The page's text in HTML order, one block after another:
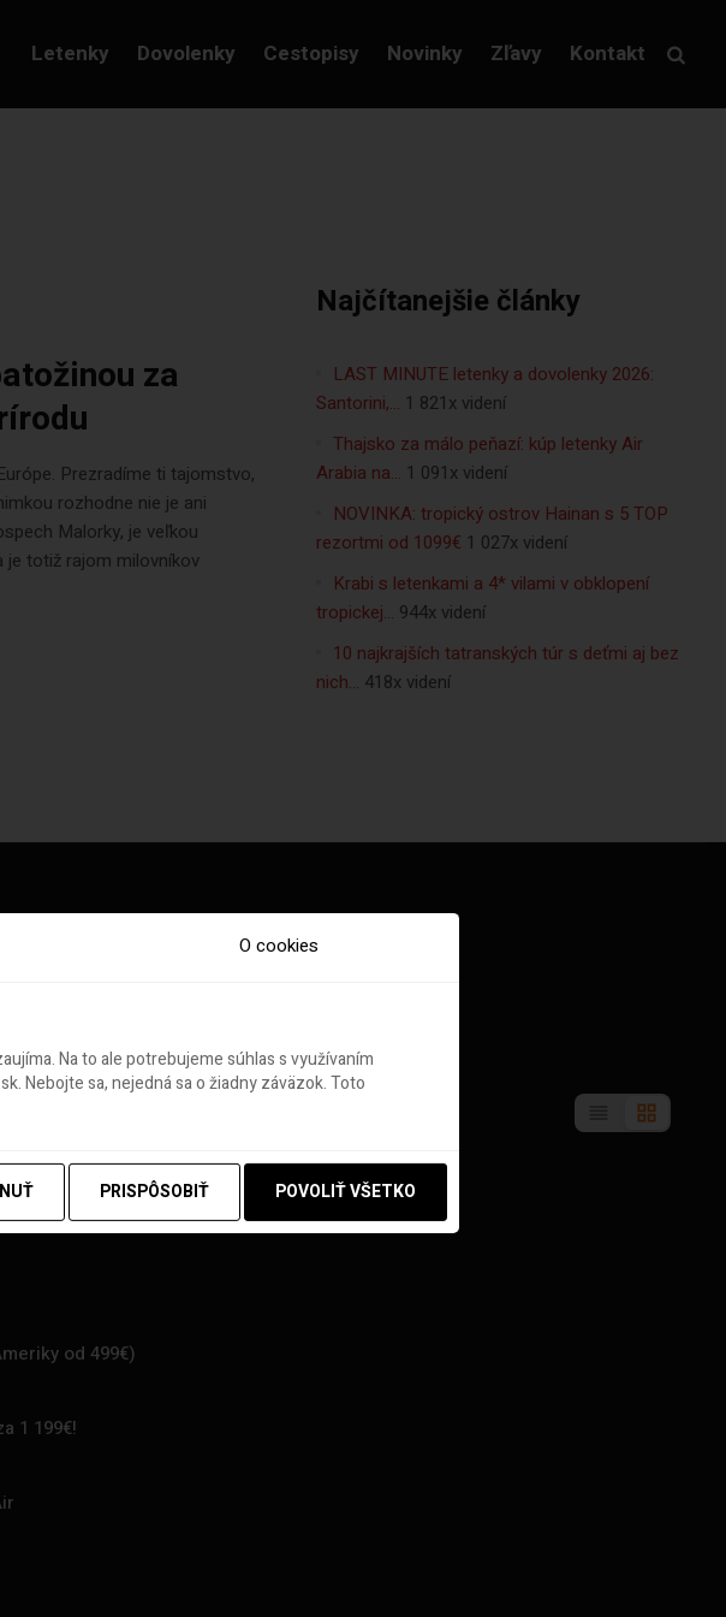
Letenky Dovolenky Cestopisy Novinky Zľavy Kontakt
za
Prezradíme ti tajomstvo,
rozhodne nie je ani
Malorky, je veľkou
je totiž rajom milovníkov
Najčítanejšie články
LAST MINUTE letenky a dovolenky 2026:
Santorini,… 1 821x videní
Thajsko za málo peňazí: kúp letenky Air
Arabia na… 1 091x videní
NOVINKA: tropický ostrov Hainan s 5 TOP
rezortmi od 1099€ 1 027x videní
Krabi s letenkami a 4* vilami v obklopení
tropickej… 944x videní
10 najkrajších tatranských túr s deťmi aj bez
nich… 418x videní
od 499€)
1 199€!
O cookies
Na to ale potrebujeme súhlas s využívaním
Nebojte sa, nejedná sa o žiadny záväzok. Toto
PRISPÔSOBIŤ POVOLIŤ VŠETKO